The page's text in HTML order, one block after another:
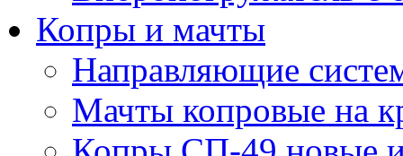
Копры и мачты
Направляющие
Мачты копровые